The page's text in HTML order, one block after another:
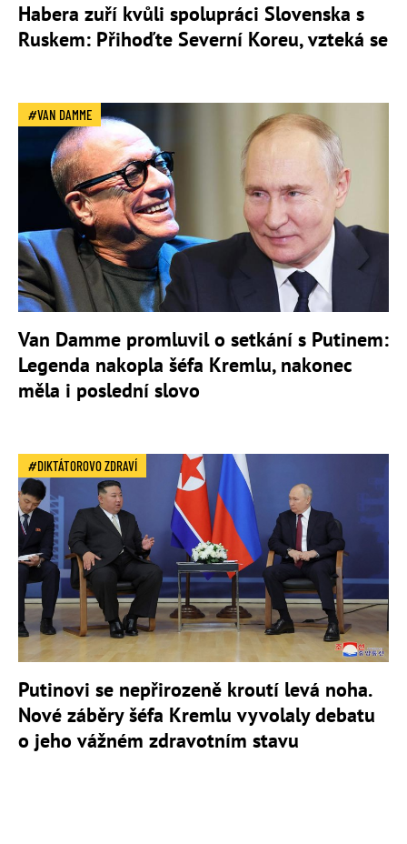
Habera zuří kvůli spolupráci Slovenska s
Ruskem: Přihoďte Severní Koreu, vzteká se
VAN DAMME
Van Damme promluvil o setkání s Putinem:
Legenda nakopla šéfa Kremlu, nakonec
měla i poslední slovo
DIKTÁTOROVO ZDRAVÍ
Putinovi se nepřirozeně kroutí levá noha.
Nové záběry šéfa Kremlu vyvolaly debatu
o jeho vážném zdravotním stavu